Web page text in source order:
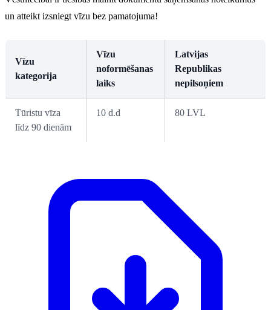
un atteikt izsniegt vīzu bez pamatojuma!
Vīzu
kategorija
Vīzu
noformēšanas
laiks
Latvijas
Republikas
nepilsoņiem
Tūristu vīza
līdz 90 dienām
10 d.d 80 LVL